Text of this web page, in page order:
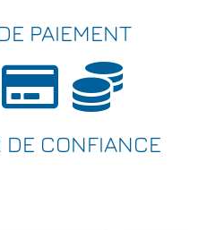
PAIEMENT
DE CONFIANCE